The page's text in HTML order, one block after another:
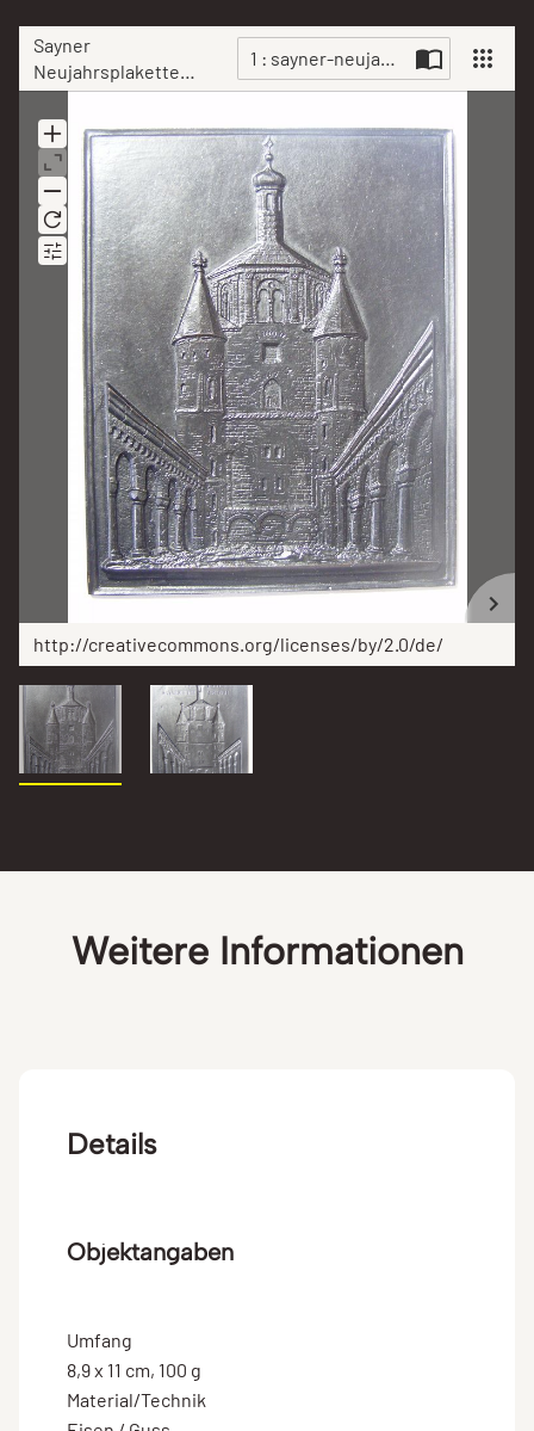
Sayner
Neujahrsplakette
1852, Vorhof der
Münsterkirche
in Essen
1 : sayner-neujahrsplakette-
Scan
http://creativecommons.org/licenses/by/2.0/de/
Weitere Informationen
Details
Objektangaben
Umfang
8,9 x 11 cm, 100 g
Material/Technik